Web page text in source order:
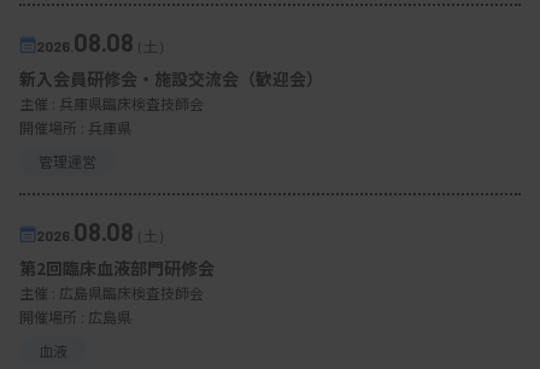
2026. 08.08（土）
新入会員研修会・施設交流会（歓迎会）
主催 : 兵庫県臨床検査技師会
開催場所 : 兵庫県
管理運営
2026. 08.08（土）
第2回臨床血液部門研修会
主催 : 広島県臨床検査技師会
開催場所 : 広島県
血液